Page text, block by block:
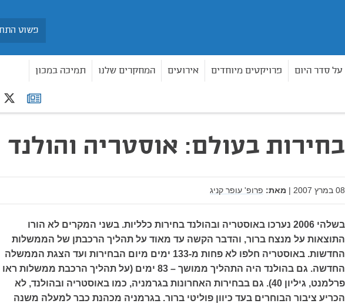
על סדר היום פרויקטים מיוחדים אירועים המחקרים שלנו תמיכה במכון
רשימת
תפוצה
בחירות בעולם: אוסטריה והולנד
08 במרץ 2007 | מאת: פרופ' עופר קניג
בשלהי 2006 נערכו באוסטריה ובהולנד בחירות כלליות. בשני המקרים לא הורו
התוצאות על מנצח ברור, והדבר הקשה עד מאוד על תהליך הרכבתן של הממשלות
החדשות. באוסטריה חלפו לא פחות מ-133 ימים מיום הבחירות ועד הצגת הממשלה
החדשה. גם בהולנד היה התהליך ממושך – 83 ימים (על תהליך הרכבת ממשלות ראו
פרלמנט, גיליון 40). גם בבחירות האחרונות בגרמניה, כמו באוסטריה ובהולנד, לא
הכריע ציבור הבוחרים בעד כיוון פוליטי ברור. בגרמניה מכהנת כבר למעלה משנה